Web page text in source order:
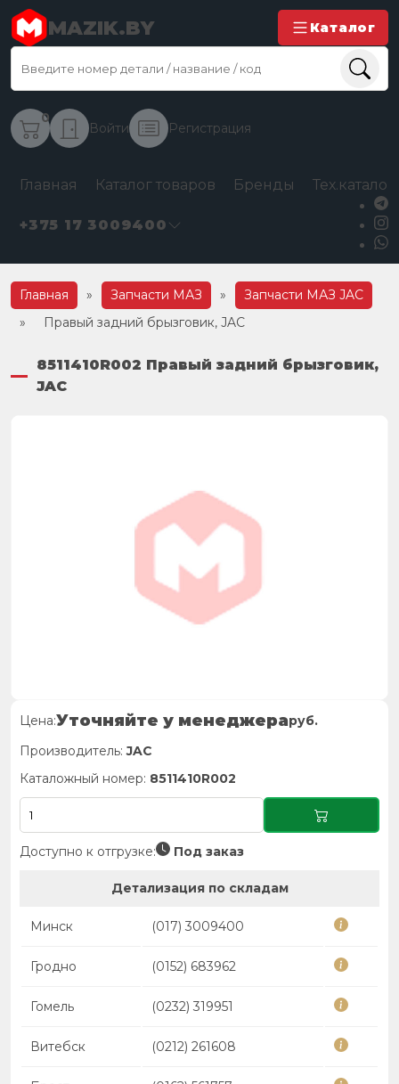
MAZIK.BY Каталог
0
Войти Регистрация
Главная Каталог товаров Бренды
+375 17 3009400
Главная » Запчасти МАЗ »
Запчасти МАЗ JAC
»
Правый задний брызговик, JAC
8511410R002 Правый задний брызговик,
JAC
Цена:Уточняйте у менеджераруб.
Производитель:JAC
Каталожный номер: 8511410R002
Доступно к отгрузке: Под заказ
Детализация по складам
Минск (017) 3009400
Гродно (0152) 683962
Гомель (0232) 319951
Витебск (0212) 261608